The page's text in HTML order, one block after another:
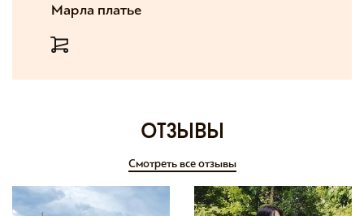
Марла платье
отзывы
Смотреть все отзывы